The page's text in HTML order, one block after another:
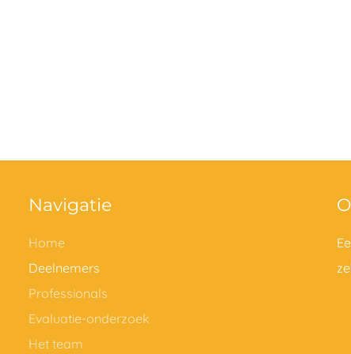
Navigatie
Home
Deelnemers
Professionals
Evaluatie-onderzoek
Het team